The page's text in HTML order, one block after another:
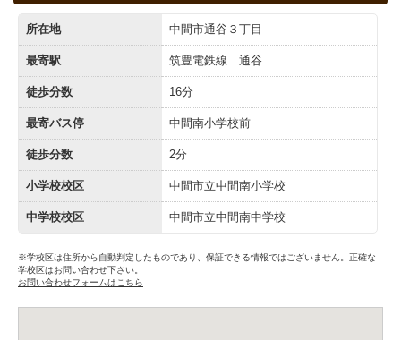
所在地 中間市通谷３丁目
最寄駅 筑豊電鉄線 通谷
徒歩分数 16分
最寄バス停 中間南小学校前
徒歩分数 2分
小学校校区 中間市立中間南小学校
中学校校区 中間市立中間南中学校
※学校区は住所から自動判定したものであり、保証できる情報ではございません。正確な
学校区はお問い合わせ下さい。
お問い合わせフォームはこちら